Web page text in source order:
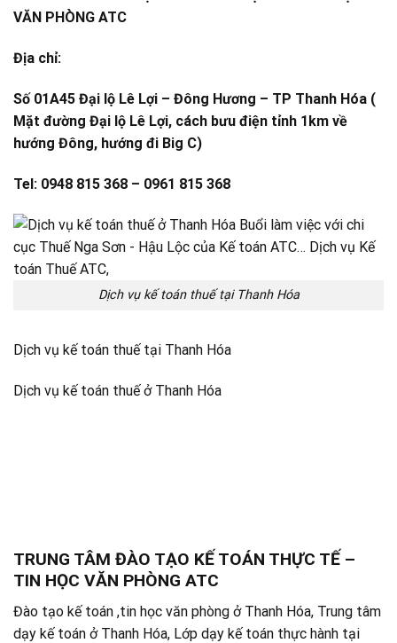
VĂN PHÒNG ATC
Địa chỉ:
Số 01A45 Đại lộ Lê Lợi – Đông Hương – TP Thanh Hóa (
Mặt đường Đại lộ Lê Lợi, cách bưu điện tỉnh 1km về
hướng Đông, hướng đi Big C)
Tel: 0948 815 368 – 0961 815 368
Dịch vụ kế toán thuế tại Thanh Hóa
Dịch vụ kế toán thuế tại Thanh Hóa
Dịch vụ kế toán thuế ở Thanh Hóa
TRUNG TÂM ĐÀO TẠO KẾ TOÁN THỰC TẾ –
TIN HỌC VĂN PHÒNG ATC
Đào tạo kế toán ,tin học văn phòng ở Thanh Hóa, Trung tâm
dạy kế toán ở Thanh Hóa, Lớp dạy kế toán thực hành tại